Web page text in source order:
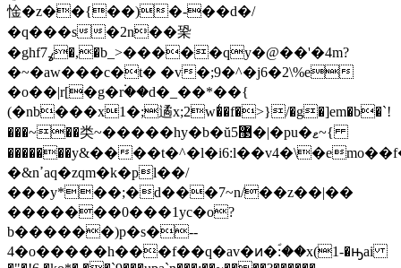
惍�z��{��)�-��d�/
�q���s�2n��䅃
�ghf7ߩ�,�b_>�����qy�@��'�4m?
�~�aw���c�t� �v�;9�^�j6�2\%e
�o��|r[�g�r۬��d�_��*��{
(�nb���x1�;遹x;2w�̾�f�>}/�g�]em�b�`!
���~��类~�����hy�b�ŭ޳5�|�pu�ޱ~{
�������y&��
�&nߴaq�zqm�k�pl��/
���y*��;�d���7~n/��z��|��
�������0���1yc�o?
b������)p�s�--
4�o�����h���f��q�av�ͷ�ؐ:��x(1-�ԣai